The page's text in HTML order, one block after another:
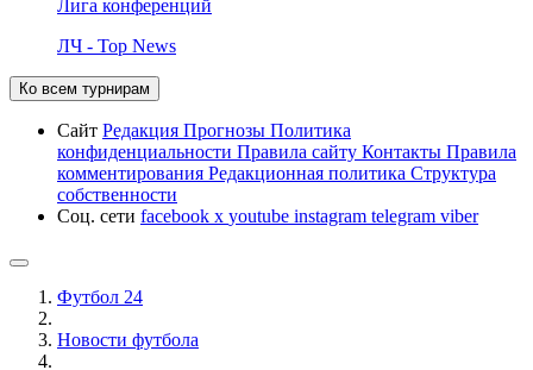
Лига конференций
ЛЧ - Top News
Ко всем турнирам
Сайт Редакция Прогнозы Политика
конфиденциальности Правила сайту Контакты Правила
комментирования Редакционная политика Структура
собственности
Соц. сети facebook x youtube instagram telegram viber
Футбол 24
Новости футбола